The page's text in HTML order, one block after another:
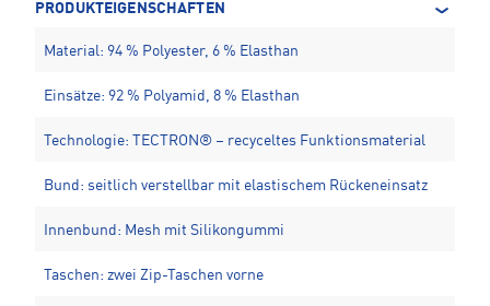
PRODUKTEIGENSCHAFTEN
Material: 94 % Polyester, 6 % Elasthan
Einsätze: 92 % Polyamid, 8 % Elasthan
Technologie: TECTRON® – recyceltes Funktionsmaterial
Bund: seitlich verstellbar mit elastischem Rückeneinsatz
Innenbund: Mesh mit Silikongummi
Taschen: zwei Zip-Taschen vorne